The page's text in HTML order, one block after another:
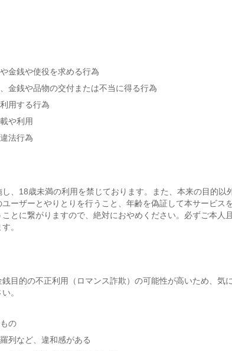
金銭や使役を求める行為
金銭や品物の交付または不当に得る行為
用する行為
や利用
法行為
、18歳未満の利用を禁じております。また、本来の目的以
ーザーとやりとりを行うこと、年齢を偽証して本サービス
とに繋がりますので、絶対におやめください。必ずご本人
。
目的の不正利用（ロマンス詐欺）の可能性が高いため、気
。
の
列など、違和感がある